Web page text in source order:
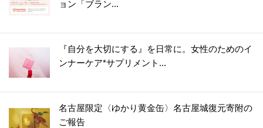
ョン「ブラン...
『自分を大切にする』を日常に。女性のためのイ
ンナーケア*サプリメント...
名古屋限定〈ゆかり黄金缶〉名古屋城復元寄附の
ご報告